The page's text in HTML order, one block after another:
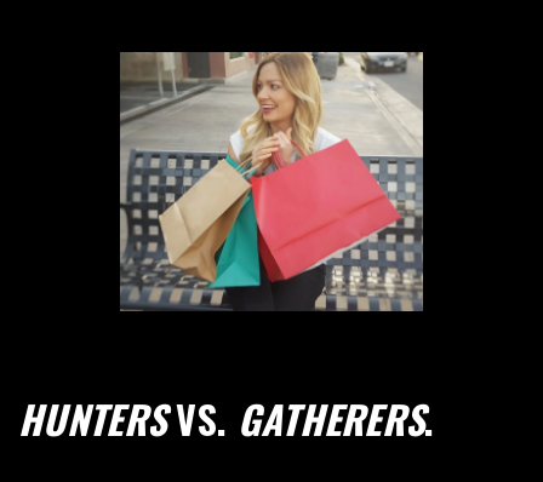
HUNTERSVS. GATHERERS.